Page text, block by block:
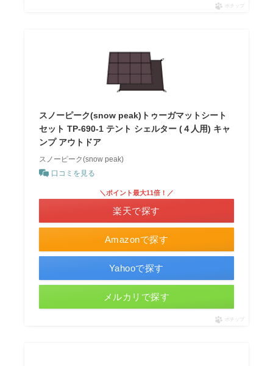
ポチップ
スノーピーク(snow peak)トゥーガマットシート
セット TP-690-1 テント シェルター (４人用) キャ
ンプ アウトドア
スノーピーク(snow peak)
口コミを見る
Amazonで探す
＼ポイント最大11倍！／
楽天で探す
Yahooで探す
メルカリで探す
ポチップ